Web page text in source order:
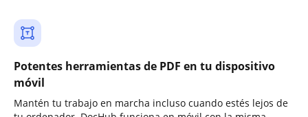
Potentes herramientas de PDF en tu dispositivo
móvil
Mantén tu trabajo en marcha incluso cuando estés lejos de